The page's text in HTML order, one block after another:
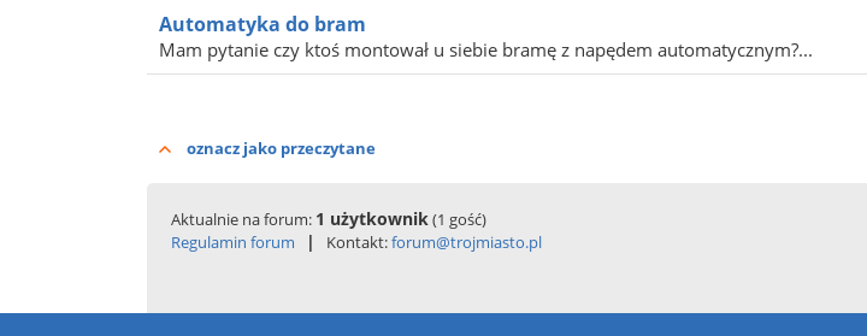
Automatyka do bram
Mam pytanie czy ktoś montował u siebie bramę z napędem automatycznym?...
oznacz jako przeczytane
Aktualnie na forum: 1 użytkownik(1 gość)
Regulamin forum
| Kontakt:forum@trojmiasto.pl